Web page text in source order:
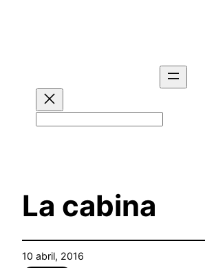
La cabina
10 abril, 2016